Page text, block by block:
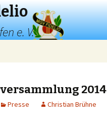
e. V.
2014
Presse Christian Brühne